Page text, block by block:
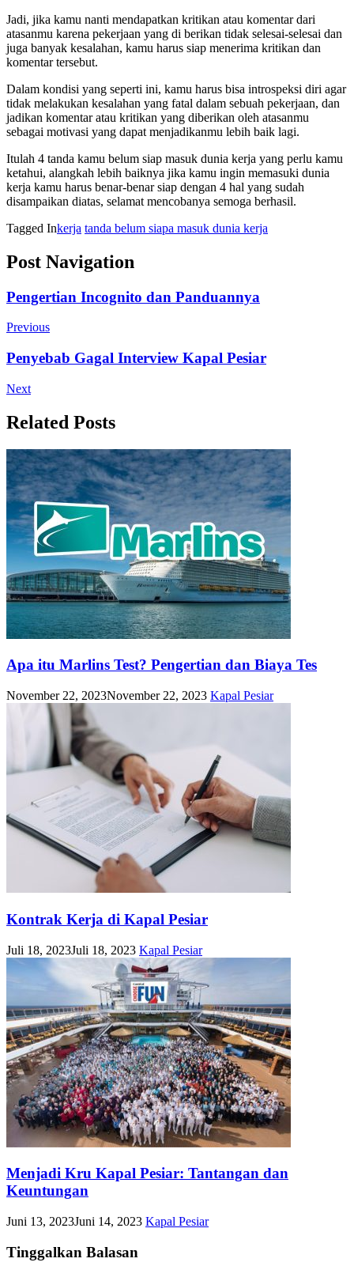
Jadi, jika kamu nanti mendapatkan kritikan atau komentar dari
atasanmu karena pekerjaan yang di berikan tidak selesai-selesai dan
juga banyak kesalahan, kamu harus siap menerima kritikan dan
komentar tersebut.
Dalam kondisi yang seperti ini, kamu harus bisa introspeksi diri agar
tidak melakukan kesalahan yang fatal dalam sebuah pekerjaan, dan
jadikan komentar atau kritikan yang diberikan oleh atasanmu
sebagai motivasi yang dapat menjadikanmu lebih baik lagi.
Itulah 4 tanda kamu belum siap masuk dunia kerja yang perlu kamu
ketahui, alangkah lebih baiknya jika kamu ingin memasuki dunia
kerja kamu harus benar-benar siap dengan 4 hal yang sudah
disampaikan diatas, selamat mencobanya semoga berhasil.
Tagged Inkerja tanda belum siapa masuk dunia kerja
Post Navigation
Pengertian Incognito dan Panduannya
Previous
Penyebab Gagal Interview Kapal Pesiar
Next
Related Posts
Apa itu Marlins Test? Pengertian dan Biaya Tes
November 22, 2023November 22, 2023 Kapal Pesiar
Kontrak Kerja di Kapal Pesiar
Juli 18, 2023Juli 18, 2023 Kapal Pesiar
Menjadi Kru Kapal Pesiar: Tantangan dan
Keuntungan
Juni 13, 2023Juni 14, 2023 Kapal Pesiar
Tinggalkan Balasan